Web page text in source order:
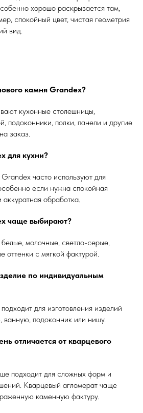
хорошо раскрывается там,
спокойный цвет, чистая геометрия
вид.
камня Grandex?
кухонные столешницы,
подоконники, полки, панели и другие
заказ.
для кухни?
часто используют для
если нужна спокойная
аккуратная обработка.
чаще выбирают?
молочные, светло-серые,
оттенки с мягкой фактурой.
по индивидуальным
для изготовления изделий
ванную, подоконник или нишу.
отличается от кварцевого
подходит для сложных форм и
Кварцевый агломерат чаще
каменную фактуру.